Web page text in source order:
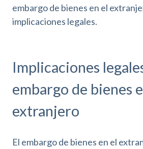
embargo de bienes en el
implicaciones legales.
Implicaciones
embargo de bienes
extranjero
El embargo de bienes en el